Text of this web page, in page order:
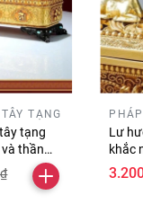
TẠNG
tạng
thần
30 cm
Lư
khắc